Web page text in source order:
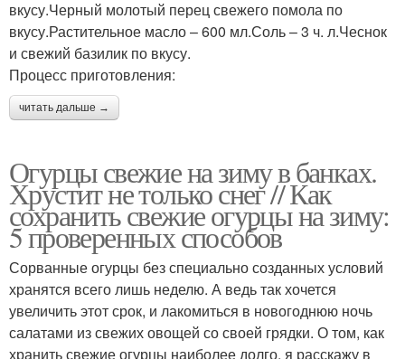
вкусу.Черный молотый перец свежего помола по
вкусу.Растительное масло – 600 мл.Соль – 3 ч. л.Чеснок
и свежий базилик по вкусу.
Процесс приготовления:
читать дальше →
Огурцы свежие на зиму в банках.
Хрустит не только снег // Как
сохранить свежие огурцы на зиму:
5 проверенных способов
Сорванные огурцы без специально созданных условий
хранятся всего лишь неделю. А ведь так хочется
увеличить этот срок, и лакомиться в новогоднюю ночь
салатами из свежих овощей со своей грядки. О том, как
хранить свежие огурцы наиболее долго, я расскажу в